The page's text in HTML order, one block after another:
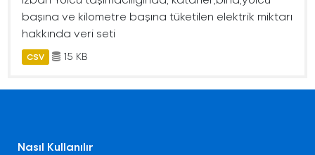
başına ve kilometre başına tüketilen elektrik miktarı
hakkında veri seti
CSV 15 KB
Nasıl Kullanılır